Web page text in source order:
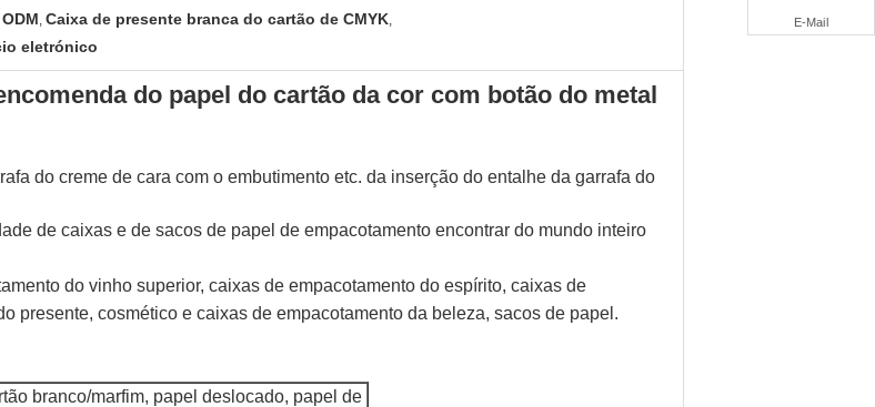
E-Mail
, Caixa de presente branca do cartão de CMYK,
eletrónico
do papel do cartão da cor com botão do metal
do creme de cara com o embutimento etc. da inserção do entalhe da garrafa do
de caixas e de sacos de papel de empacotamento encontrar do mundo inteiro
do vinho superior, caixas de empacotamento do espírito, caixas de
presente, cosmético e caixas de empacotamento da beleza, sacos de papel.
branco/marfim, papel deslocado, papel de